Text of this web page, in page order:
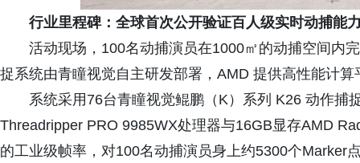
行业里程碑：全球首次公开验证百人级实时动捕能
活动现场，100名动捕演员在1000㎡的动捕空间内
捉系统由青瞳视觉自主研发部署，AMD 提供高性能计算
系统采用76台青瞳视觉鲲鹏（K）系列 K26 动作捕
Threadripper PRO 9985WX处理器与16GB显存AMD
的工业级帧率，对100名动捕演员身上约5300个Marker